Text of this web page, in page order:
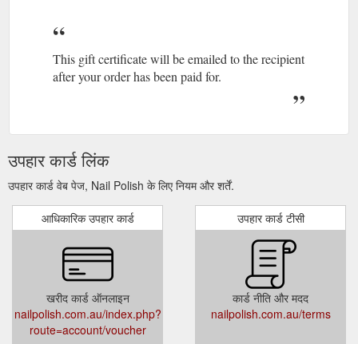
This gift certificate will be emailed to the recipient
after your order has been paid for.
उपहार कार्ड लिंक
उपहार कार्ड वेब पेज, Nail Polish के लिए नियम और शर्तें.
आधिकारिक उपहार कार्ड
खरीद कार्ड ऑनलाइन
nailpolish.com.au/index.php?
route=account/voucher
उपहार कार्ड टीसी
कार्ड नीति और मदद
nailpolish.com.au/terms